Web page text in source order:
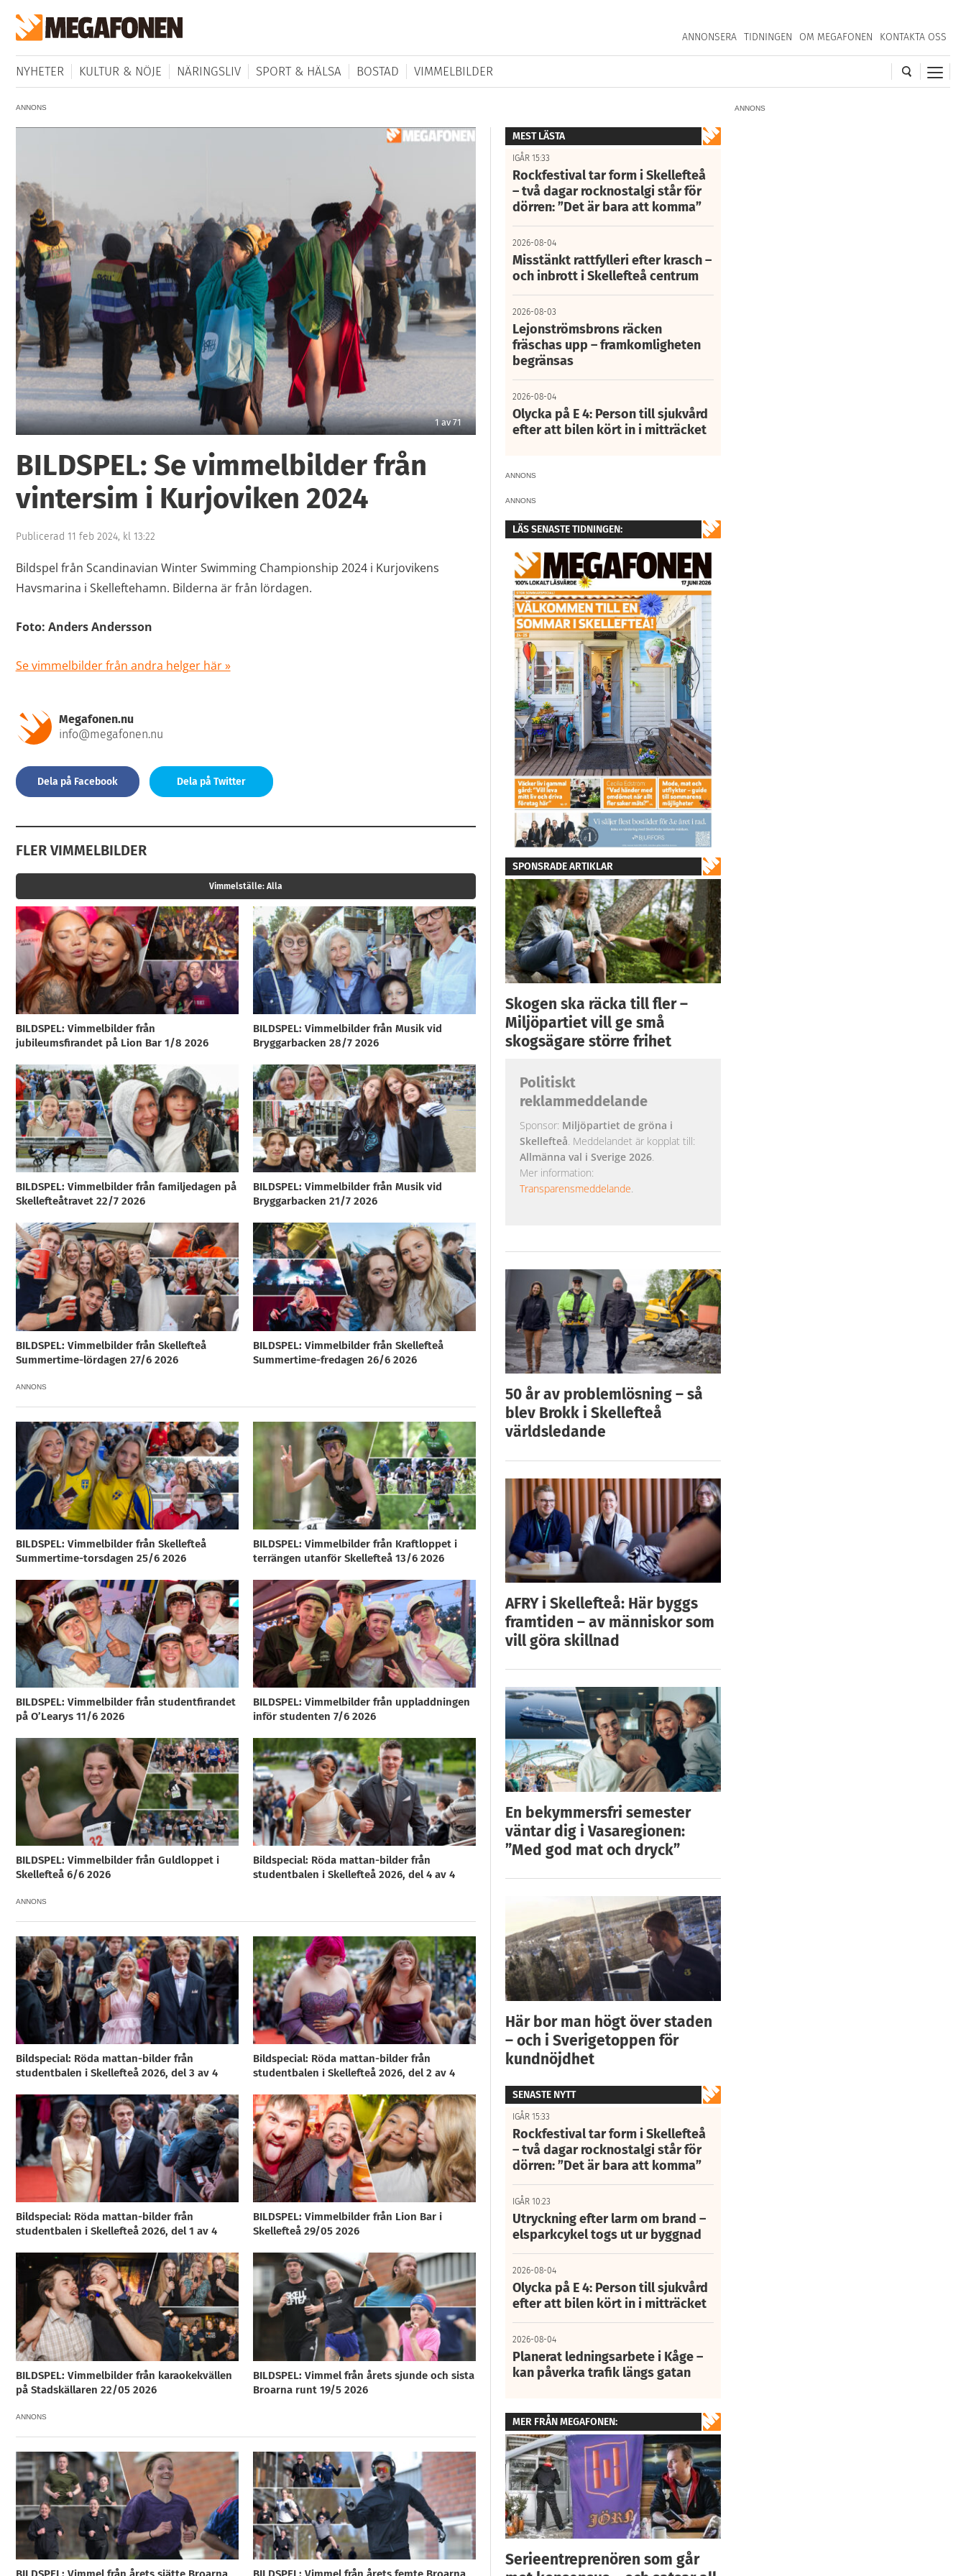
ANNONSERA TIDNINGEN OM MEGAFONEN KONTAKTA OSS
NYHETER KULTUR & NÖJE NÄRINGSLIV SPORT & HÄLSA BOSTAD VIMMELBILDER
ANNONS
ANNONS
2av71
BILDSPEL: Se vimmelbilder från
vintersim i Kurjoviken 2024
Publicerad 11 feb 2024, kl 13:22
Bildspel från Scandinavian Winter Swimming Championship 2024 i Kurjovikens
Havsmarina i Skelleftehamn. Bilderna är från lördagen.
Foto: Anders Andersson
Se vimmelbilder från andra helger här »
Megafonen.nu
info@megafonen.nu
Dela på Facebook Dela på Twitter
FLER VIMMELBILDER
Vimmelställe: Alla
BILDSPEL: Vimmelbilder från
jubileumsfirandet på Lion Bar 1/8 2026
BILDSPEL: Vimmelbilder från Musik vid
Bryggarbacken 28/7 2026
BILDSPEL: Vimmelbilder från familjedagen på
Skellefteåtravet 22/7 2026
BILDSPEL: Vimmelbilder från Musik vid
Bryggarbacken 21/7 2026
BILDSPEL: Vimmelbilder från Skellefteå
Summertime-lördagen 27/6 2026
BILDSPEL: Vimmelbilder från Skellefteå
Summertime-fredagen 26/6 2026
ANNONS
BILDSPEL: Vimmelbilder från Skellefteå
Summertime-torsdagen 25/6 2026
BILDSPEL: Vimmelbilder från Kraftloppet i
terrängen utanför Skellefteå 13/6 2026
BILDSPEL: Vimmelbilder från studentfirandet
på O’Learys 11/6 2026
BILDSPEL: Vimmelbilder från uppladdningen
inför studenten 7/6 2026
BILDSPEL: Vimmelbilder från Guldloppet i
Skellefteå 6/6 2026
Bildspecial: Röda mattan-bilder från
studentbalen i Skellefteå 2026, del 4 av 4
ANNONS
Bildspecial: Röda mattan-bilder från
studentbalen i Skellefteå 2026, del 3 av 4
Bildspecial: Röda mattan-bilder från
studentbalen i Skellefteå 2026, del 2 av 4
Bildspecial: Röda mattan-bilder från
studentbalen i Skellefteå 2026, del 1 av 4
BILDSPEL: Vimmelbilder från Lion Bar i
Skellefteå 29/05 2026
BILDSPEL: Vimmelbilder från karaokekvällen
på Stadskällaren 22/05 2026
BILDSPEL: Vimmel från årets sjunde och sista
Broarna runt 19/5 2026
ANNONS
MEST LÄSTA
IGÅR 15:33
Rockfestival tar form i Skellefteå
– två dagar rocknostalgi står för
dörren: ”Det är bara att komma”
2026-08-04
Misstänkt rattfylleri efter krasch –
och inbrott i Skellefteå centrum
2026-08-03
Lejonströmsbrons räcken
fräschas upp – framkomligheten
begränsas
2026-08-04
Olycka på E 4: Person till sjukvård
efter att bilen kört in i mitträcket
ANNONS
ANNONS
LÄS SENASTE TIDNINGEN:
SPONSRADE ARTIKLAR
Skogen ska räcka till fler –
Miljöpartiet vill ge små
skogsägare större frihet
Politiskt
reklammeddelande
Sponsor: Miljöpartiet de gröna i
Skellefteå. Meddelandet är kopplat till:
Allmänna val i Sverige 2026.
Mer information:
Transparensmeddelande.
50 år av problemlösning – så
blev Brokk i Skellefteå
världsledande
AFRY i Skellefteå: Här byggs
framtiden – av människor som
vill göra skillnad
En bekymmersfri semester
väntar dig i Vasaregionen:
”Med god mat och dryck”
Här bor man högt över staden
– och i Sverigetoppen för
kundnöjdhet
SENASTE NYTT
IGÅR 15:33
Rockfestival tar form i Skellefteå
– två dagar rocknostalgi står för
dörren: ”Det är bara att komma”
IGÅR 10:23
Utryckning efter larm om brand –
elsparkcykel togs ut ur byggnad
2026-08-04
Olycka på E 4: Person till sjukvård
efter att bilen kört in i mitträcket
2026-08-04
Planerat ledningsarbete i Kåge –
kan påverka trafik längs gatan
MER FRÅN MEGAFONEN:
Serieentreprenören som går